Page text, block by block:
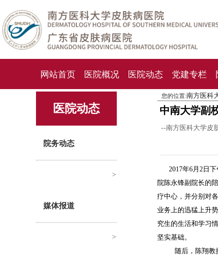
网站首页 医院概况 医院动态 党建专栏
化妆品检测中心 就诊指南 人才
医院动态
院务动态
>
媒体报道
>
您的位置:南方医科
中南大学副
--南方医科大学皮
2017年6月2日
院陈永锋副院长的
疗中心，并分别对
业务上的迅猛上升
究生的生活和学习
坚实基础。
随后，陈翔教